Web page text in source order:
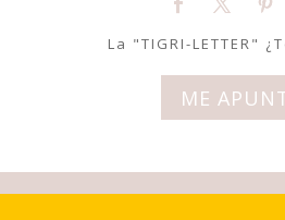
La "TIGRI-LETTER"
ME